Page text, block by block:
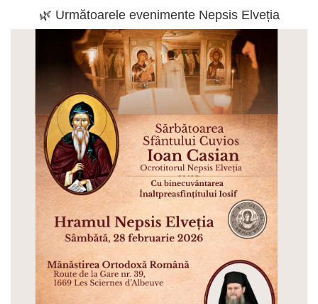
🌿 Următoarele evenimente Nepsis Elveția